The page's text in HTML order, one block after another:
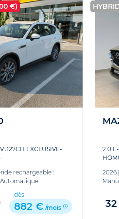
€)
327CH EXCLUSIVE-
rechargeable :
Automatique
dès
882 € /mois
2.0
2026